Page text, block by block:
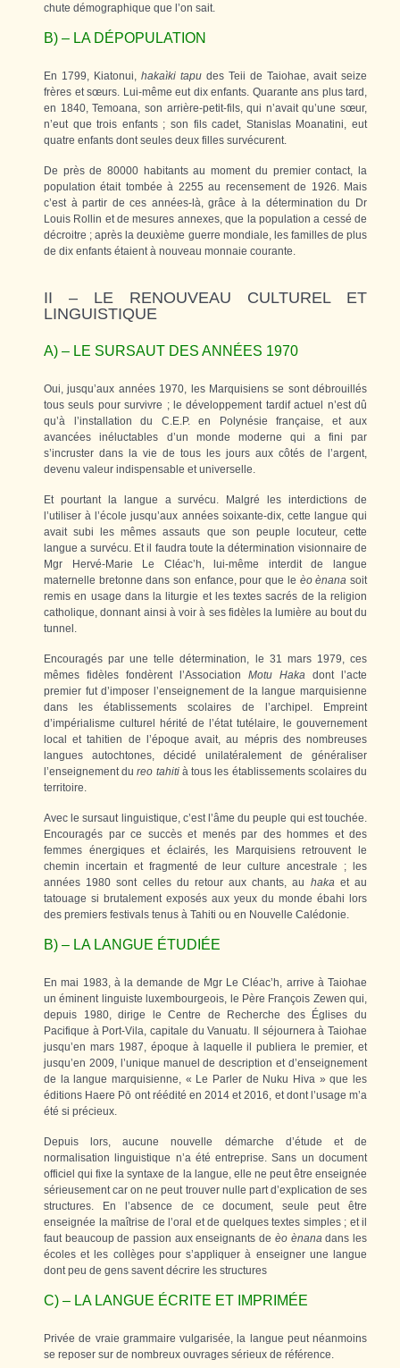
chute démographique que l’on sait.
B) – LA DÉPOPULATION
En 1799, Kiatonui, hakaìki tapu des Teii de Taiohae, avait seize
frères et sœurs. Lui-même eut dix enfants. Quarante ans plus tard,
en 1840, Temoana, son arrière-petit-fils, qui n’avait qu’une sœur,
n’eut que trois enfants ; son fils cadet, Stanislas Moanatini, eut
quatre enfants dont seules deux filles survécurent.
De près de 80000 habitants au moment du premier contact, la
population était tombée à 2255 au recensement de 1926. Mais
c’est à partir de ces années-là, grâce à la détermination du Dr
Louis Rollin et de mesures annexes, que la population a cessé de
décroitre ; après la deuxième guerre mondiale, les familles de plus
de dix enfants étaient à nouveau monnaie courante.
II – LE RENOUVEAU CULTUREL ET
LINGUISTIQUE
A) – LE SURSAUT DES ANNÉES 1970
Oui, jusqu’aux années 1970, les Marquisiens se sont débrouillés
tous seuls pour survivre ; le développement tardif actuel n’est dû
qu’à l’installation du C.E.P. en Polynésie française, et aux
avancées inéluctables d’un monde moderne qui a fini par
s’incruster dans la vie de tous les jours aux côtés de l’argent,
devenu valeur indispensable et universelle.
Et pourtant la langue a survécu. Malgré les interdictions de
l’utiliser à l’école jusqu’aux années soixante-dix, cette langue qui
avait subi les mêmes assauts que son peuple locuteur, cette
langue a survécu. Et il faudra toute la détermination visionnaire de
Mgr Hervé-Marie Le Cléac’h, lui-même interdit de langue
maternelle bretonne dans son enfance, pour que le èo ènana soit
remis en usage dans la liturgie et les textes sacrés de la religion
catholique, donnant ainsi à voir à ses fidèles la lumière au bout du
tunnel.
Encouragés par une telle détermination, le 31 mars 1979, ces
mêmes fidèles fondèrent l’Association Motu Haka dont l’acte
premier fut d’imposer l’enseignement de la langue marquisienne
dans les établissements scolaires de l’archipel. Empreint
d’impérialisme culturel hérité de l’état tutélaire, le gouvernement
local et tahitien de l’époque avait, au mépris des nombreuses
langues autochtones, décidé unilatéralement de généraliser
l’enseignement dureo tahitià tous les établissements scolaires du
territoire.
Avec le sursaut linguistique, c’est l’âme du peuple qui est touchée.
Encouragés par ce succès et menés par des hommes et des
femmes énergiques et éclairés, les Marquisiens retrouvent le
chemin incertain et fragmenté de leur culture ancestrale ; les
années 1980 sont celles du retour aux chants, au hakaet au
tatouage si brutalement exposés aux yeux du monde ébahi lors
des premiers festivals tenus à Tahiti ou en Nouvelle Calédonie.
B) – LA LANGUE ÉTUDIÉE
En mai 1983, à la demande de Mgr Le Cléac’h, arrive à Taiohae
un éminent linguiste luxembourgeois, le Père François Zewen qui,
depuis 1980, dirige le Centre de Recherche des Églises du
Pacifique à Port-Vila, capitale du Vanuatu. Il séjournera à Taiohae
jusqu’en mars 1987, époque à laquelle il publiera le premier, et
jusqu’en 2009, l’unique manuel de description et d’enseignement
de la langue marquisienne, « Le Parler de Nuku Hiva » que les
éditions Haere Pō ont réédité en 2014 et 2016, et dont l’usage m’a
été si précieux.
Depuis lors, aucune nouvelle démarche d’étude et de
normalisation linguistique n’a été entreprise. Sans un document
officiel qui fixe la syntaxe de la langue, elle ne peut être enseignée
sérieusement car on ne peut trouver nulle part d’explication de ses
structures. En l’absence de ce document, seule peut être
enseignée la maîtrise de l’oral et de quelques textes simples ; et il
faut beaucoup de passion aux enseignants de èo ènanadans les
écoles et les collèges pour s’appliquer à enseigner une langue
dont peu de gens savent décrire les structures
C) – LA LANGUE ÉCRITE ET IMPRIMÉE
Privée de vraie grammaire vulgarisée, la langue peut néanmoins
se reposer sur de nombreux ouvrages sérieux de référence.